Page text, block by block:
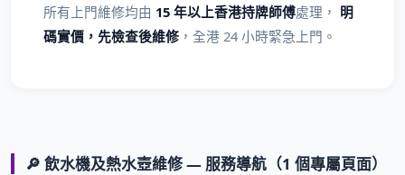
所有上門維修均由 15 年以上香港持牌師傅處理， 明
碼實價，先檢查後維修 ，全港 24 小時緊急上門。
🔎 飲水機及熱水壺維修 — 服務導航（1 個專屬頁面）